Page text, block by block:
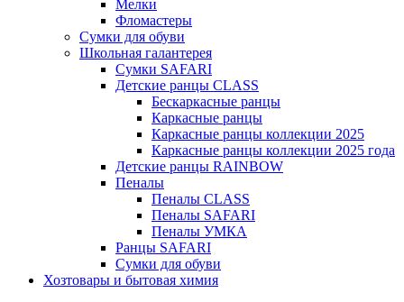
Мелки
Фломастеры
Сумки для обуви
Школьная галантерея
Cумки SAFARI
Детские ранцы CLASS
Беcкаркасные ранцы
Каркасные ранцы
Каркасные ранцы коллекции 2025
Каркасные ранцы коллекции 2025 года
Детские ранцы RAINBOW
Пеналы
Пеналы CLASS
Пеналы SAFARI
Пеналы УМКА
Ранцы SAFARI
Сумки для обуви
Хозтовары и бытовая химия